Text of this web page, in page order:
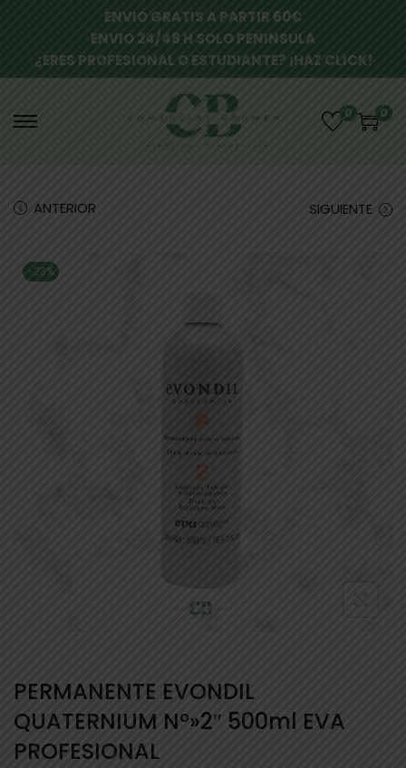
ENVIO GRATIS A PARTIR 60€
ENVIO 24/48 H SOLO PENINSULA
¿ERES PROFESIONAL O ESTUDIANTE? ¡HAZ CLICK!
0 0
ANTERIOR SIGUIENTE
-23%
PERMANENTE EVONDIL
QUATERNIUM Nº»2″ 500ml EVA
PROFESIONAL